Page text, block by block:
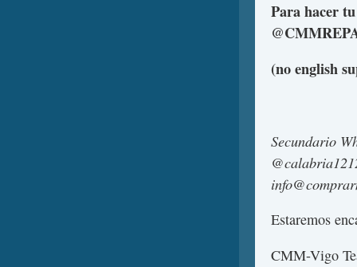
Para hacer
(no english
Secundario
Estaremos
CMM-Vigo